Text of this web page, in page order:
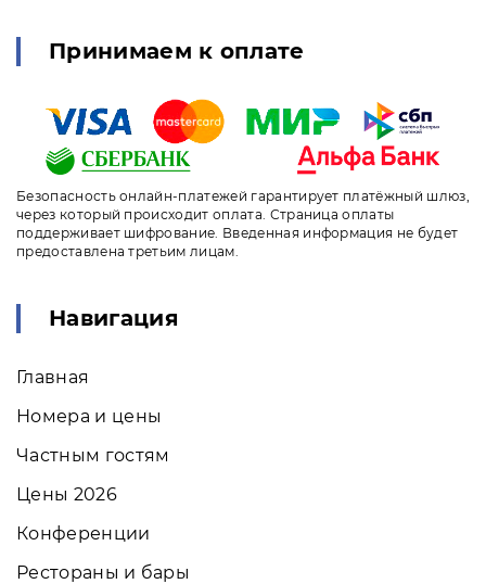
Принимаем к оплате
Безопасность онлайн-платежей гарантирует платёжный шлюз,
через который происходит оплата. Страница оплаты
поддерживает шифрование. Введенная информация не будет
предоставлена третьим лицам.
Навигация
Главная
Номера и цены
Частным гостям
Цены 2026
Конференции
Рестораны и бары